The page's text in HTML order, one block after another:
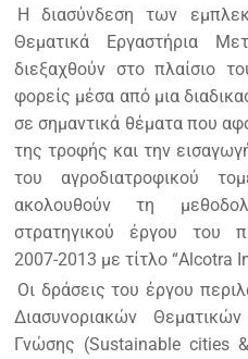
Η διασύνδεση των
Θεματικά Εργαστήρια
διεξαχθούν στο πλαίσιο
φορείς μέσα από μια
σε σημαντικά θέματα που
της τροφής και την
του αγροδιατροφικού
ακολουθούν τη
στρατηγικού έργου του
2007-2013 με τίτλο “Alcotra
Οι δράσεις του έργου
Διασυνοριακών
Γνώσης (Sustainable cities